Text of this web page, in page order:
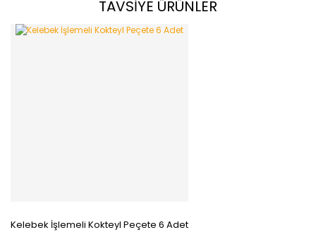
TAVSİYE ÜRÜNLER
Kelebek İşlemeli Kokteyl Peçete 6 Adet